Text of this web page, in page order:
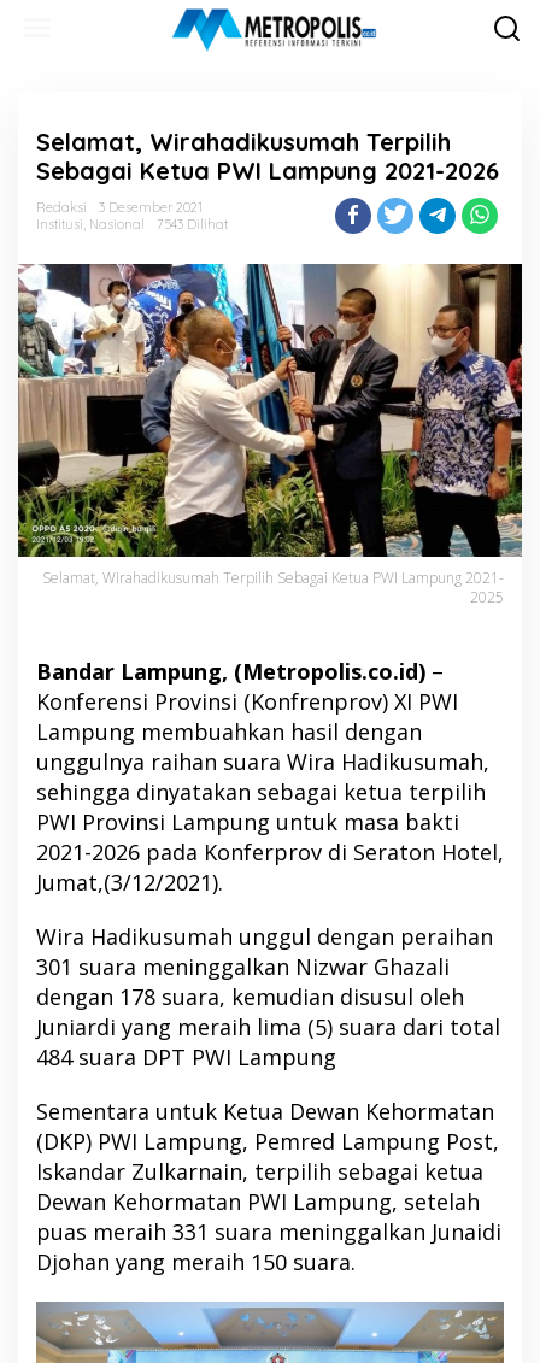
Selamat, Wirahadikusumah Terpilih
Sebagai Ketua PWI Lampung 2021-2026
Redaksi
3 Desember 2021
Institusi, Nasional 7543 Dilihat
Selamat, Wirahadikusumah Terpilih Sebagai Ketua PWI Lampung 2021-
2025
Bandar Lampung, (Metropolis.co.id) –
Konferensi Provinsi (Konfrenprov) XI PWI
Lampung membuahkan hasil dengan
unggulnya raihan suara Wira Hadikusumah,
sehingga dinyatakan sebagai ketua terpilih
PWI Provinsi Lampung untuk masa bakti
2021-2026 pada Konferprov di Seraton Hotel,
Jumat,(3/12/2021).
Wira Hadikusumah unggul dengan peraihan
301 suara meninggalkan Nizwar Ghazali
dengan 178 suara, kemudian disusul oleh
Juniardi yang meraih lima (5) suara dari total
484 suara DPT PWI Lampung
Sementara untuk Ketua Dewan Kehormatan
(DKP) PWI Lampung, Pemred Lampung Post,
Iskandar Zulkarnain, terpilih sebagai ketua
Dewan Kehormatan PWI Lampung, setelah
puas meraih 331 suara meninggalkan Junaidi
Djohan yang meraih 150 suara.